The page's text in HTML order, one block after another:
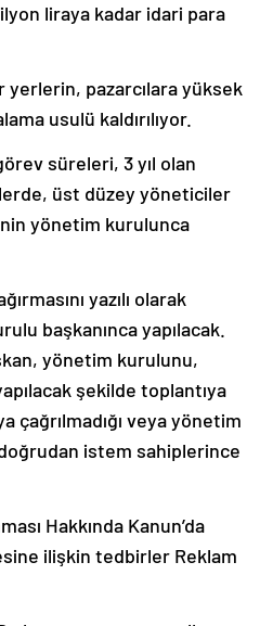
liraya kadar idari para
yerlerin, pazarcılara yüksek
usulü kaldırılıyor.
süreleri, 3 yıl olan
üst düzey yöneticiler
yönetim kurulunca
yazılı olarak
başkanınca yapılacak.
yönetim kurulunu,
şekilde toplantıya
çağrılmadığı veya yönetim
doğrudan istem sahiplerince
Hakkında Kanun’da
ilişkin tedbirler Reklam